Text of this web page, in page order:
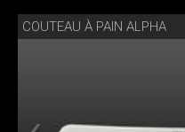
COUTEAU À PAIN ALPHA